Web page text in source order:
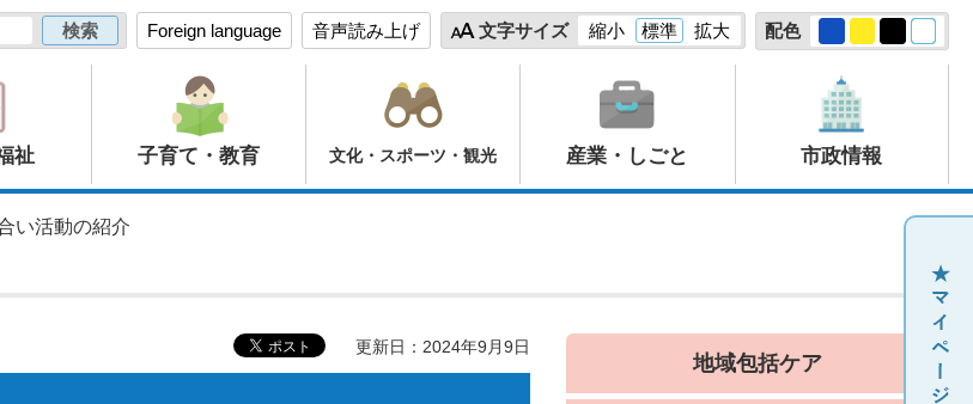
Foreign language 音声読み上げ 文字サイズ 縮小 標準 拡大 配色
祉 子育て・教育 文化・スポーツ・観光 産業・しごと 市政情報
い活動の紹介
更新日：2024年9月9日
地域包括ケア